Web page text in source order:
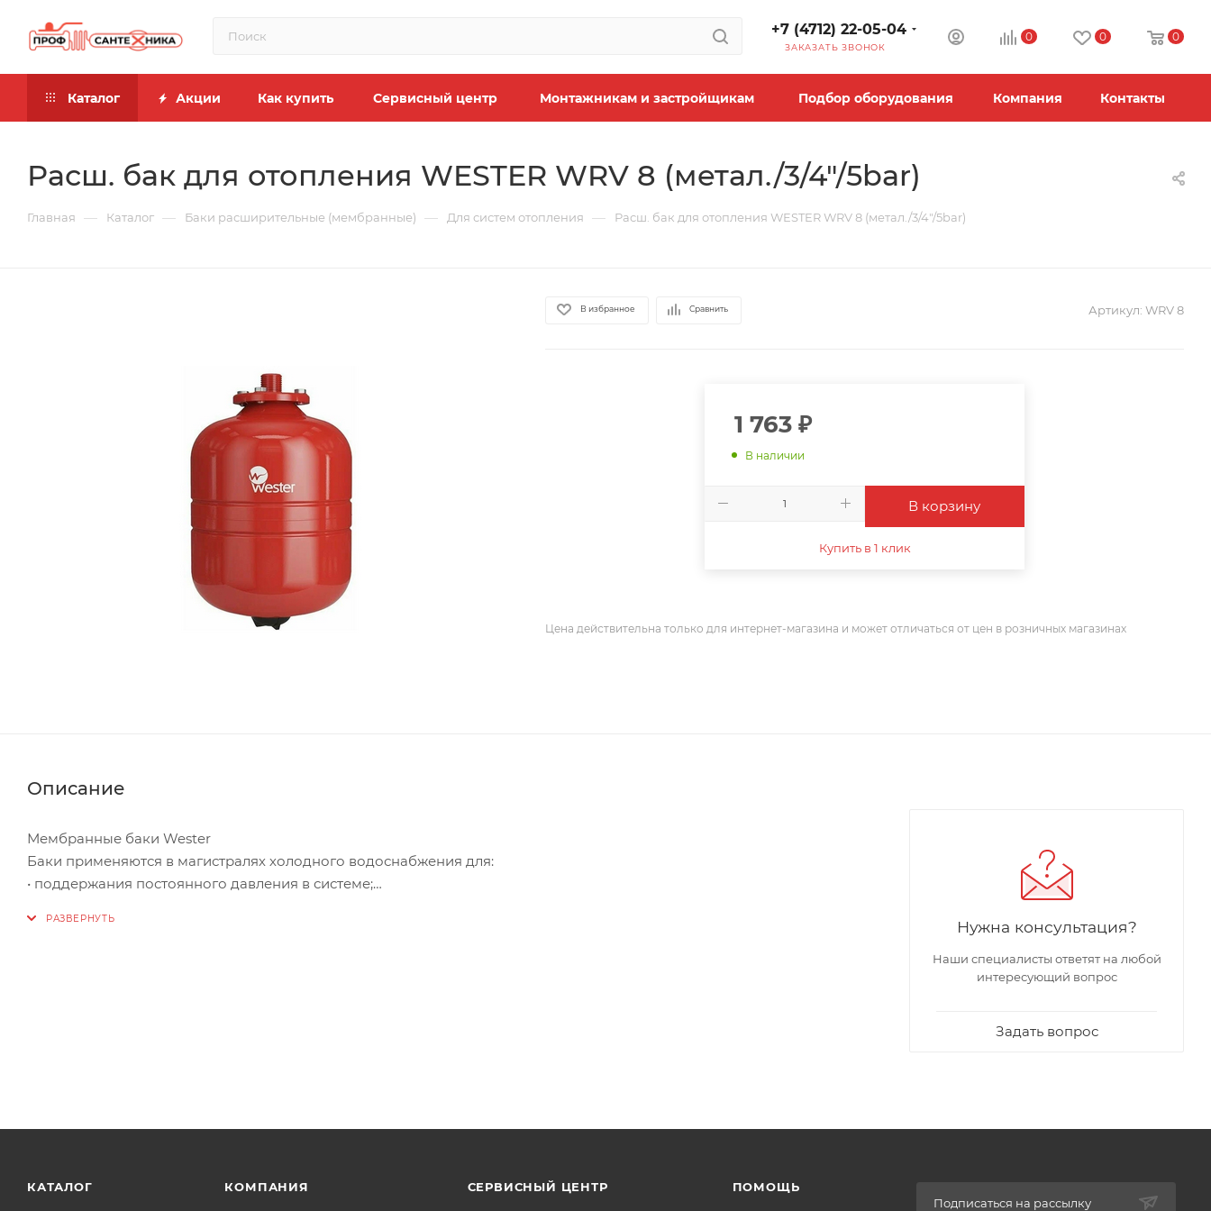
+7 (4712) 22-05-04
ЗАКАЗАТЬ ЗВОНОК
0 0 0
Каталог Акции Как купить Сервисный центр Монтажникам и застройщикам Подбор оборудования Компания Контакты
Расш. бак для отопления WESTER WRV 8 (метал./3/4"/5bar)
Главная — Каталог — Баки расширительные (мембранные) — Для систем отопления — Расш. бак для отопления WESTER WRV 8 (метал./3/4"/5bar)
В избранное Сравнить Артикул: WRV 8
1 763 ₽
В наличии
В корзину
Купить в 1 клик
Цена действительна только для интернет-магазина и может отличаться от цен в розничных магазинах
Описание
Мембранные баки Wester
Баки применяются в магистралях холодного водоснабжения для:
• поддержания постоянного давления в системе;
• все баки оснащены сменной мембраной. • Срок службы – до 100 000 циклов • Давление в воздушной полости баков
Нужна консультация?
Наши специалисты ответят на любой
интересующий вопрос
Задать вопрос
КАТАЛОГ КОМПАНИЯ СЕРВИСНЫЙ ЦЕНТР
ПОМОЩЬ
Подписаться на рассылку